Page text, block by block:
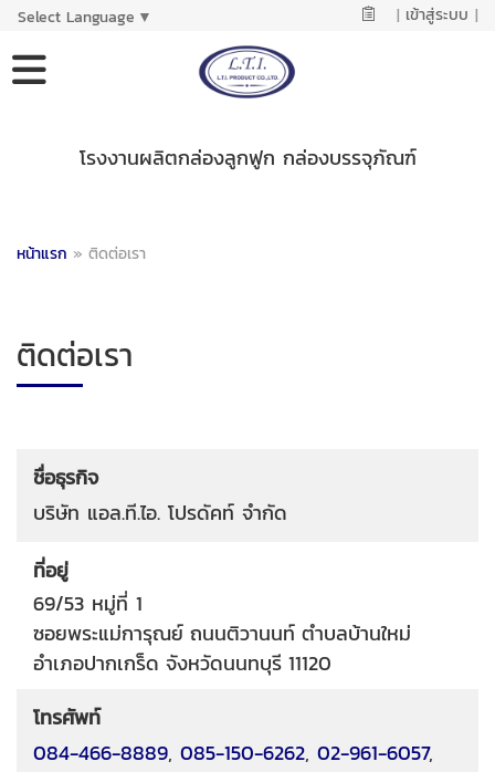
Select Language ▼ | เข้าสู่ระบบ |
โรงงานผลิตกล่องลูกฟูก กล่องบรรจุภัณฑ์
หน้าแรก » ติดต่อเรา
ติดต่อเรา
ชื่อธุรกิจ
บริษัท แอล.ที.ไอ. โปรดัคท์ จำกัด
ที่อยู่
69/53 หมู่ที่ 1
ซอยพระแม่การุณย์ ถนนติวานนท์ ตำบลบ้านใหม่
อำเภอปากเกร็ด จังหวัดนนทบุรี 11120
โทรศัพท์
084-466-8889, 085-150-6262, 02-961-6057,